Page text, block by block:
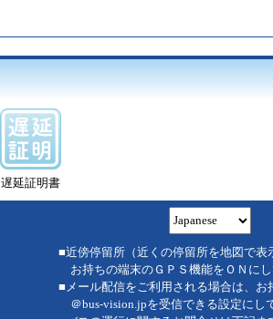
遅延証明書
■近傍停留所（近くの停留所を地図で表
お持ちの端末のＧＰＳ機能をＯＮにし
■メール配信をご利用される場合は、お
＠bus-vision.jpを受信できる設定にし